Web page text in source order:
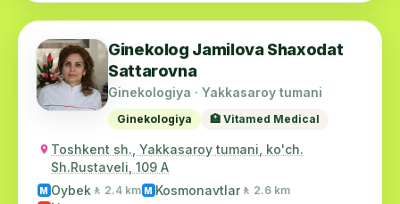
Ginekolog Jamilova Shaxodat
Sattarovna
Ginekologiya · Yakkasaroy tumani
Ginekologiya 🏥 Vitamed Medical
Toshkent sh., Yakkasaroy tumani, ko'ch.
Sh.Rustaveli, 109 A
M Oybek 🚶 2.4 km M Kosmonavtlar 🚶 2.6 km